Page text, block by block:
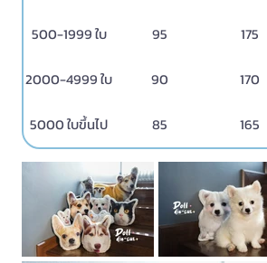
500-1999 ใบ 95 175
2000-4999 ใบ 90 170
5000 ใบขึ้นไป 85 165